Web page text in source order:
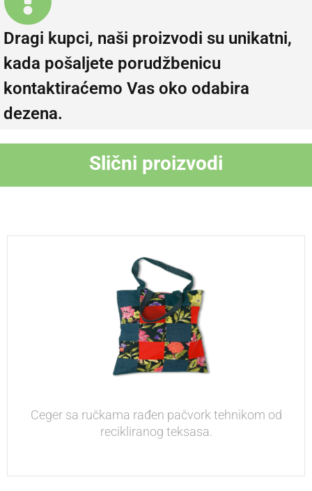
Dragi kupci, naši proizvodi su unikatni,
kada pošaljete porudžbenicu
kontaktiraćemo Vas oko odabira
dezena.
Slični proizvodi
Ceger sa ručkama rađen pačvork tehnikom od
recikliranog teksasa.